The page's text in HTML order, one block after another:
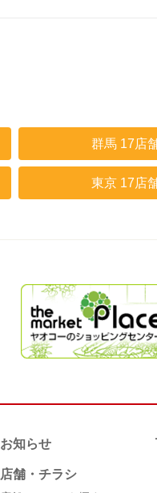
群馬 17店
東京 17店
お知らせ
店舗・チラシ